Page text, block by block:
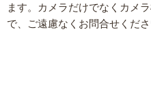
ます。カメラだけでなくカメ
で、ご遠慮なくお問合せくださ